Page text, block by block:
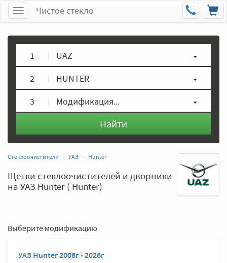
МенюЧистое стекло
1
UAZ
2
HUNTER
3
Модификация...
Найти
Стеклоочистители УАЗ Hunter
Щетки стеклоочистителей и дворники
на УАЗ Hunter ( Hunter)
Выберите модификацию
УАЗ Hunter 2008г - 2026г